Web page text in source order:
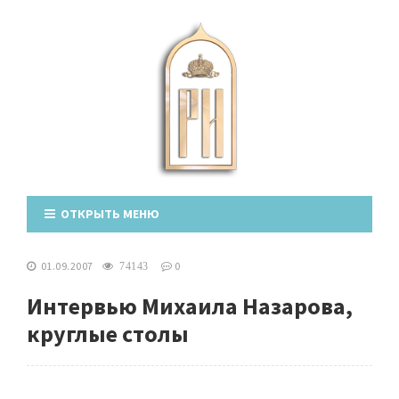
ОТКРЫТЬ МЕНЮ
01.09.2007 74143 0
Интервью Михаила Назарова,
круглые столы